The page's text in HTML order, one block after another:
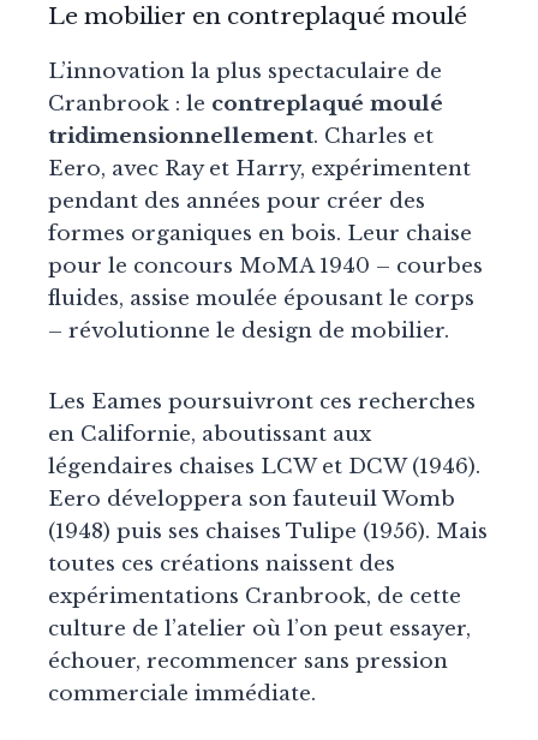
Le mobilier en contreplaqué moulé
L’innovation la plus spectaculaire de
Cranbrook : le contreplaqué moulé
tridimensionnellement. Charles et
Eero, avec Ray et Harry, expérimentent
pendant des années pour créer des
formes organiques en bois. Leur chaise
pour le concours MoMA 1940 – courbes
fluides, assise moulée épousant le corps
– révolutionne le design de mobilier.
Les Eames poursuivront ces recherches
en Californie, aboutissant aux
légendaires chaises LCW et DCW (1946).
Eero développera son fauteuil Womb
(1948) puis ses chaises Tulipe (1956). Mais
toutes ces créations naissent des
expérimentations Cranbrook, de cette
culture de l’atelier où l’on peut essayer,
échouer, recommencer sans pression
commerciale immédiate.